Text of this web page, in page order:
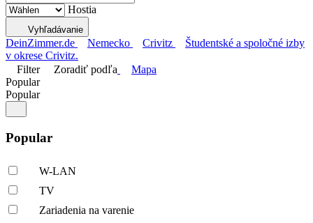
Hostia
Vyhľadávanie
DeinZimmer.de Nemecko Crivitz
Študentské a spoločné izby
v okrese Crivitz.
Filter
Zoradiť podľa
Mapa
Popular
Popular
Popular
W-LAN
TV
Zariadenia na varenie